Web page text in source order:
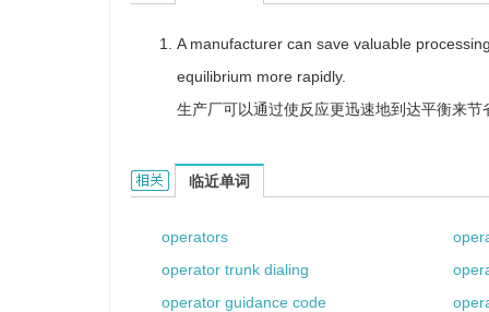
A manufacturer can save valuable
equilibrium more rapidly.
生产厂可以通过使反应更迅速地到达平衡来
operator time的相关资料：
临近单词
operators
operator trunk dialing
operator guidance code